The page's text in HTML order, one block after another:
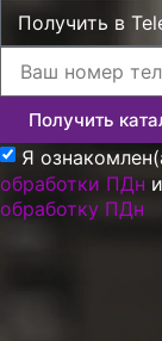
Получить
Я
обработки ПДн
обработку ПДн